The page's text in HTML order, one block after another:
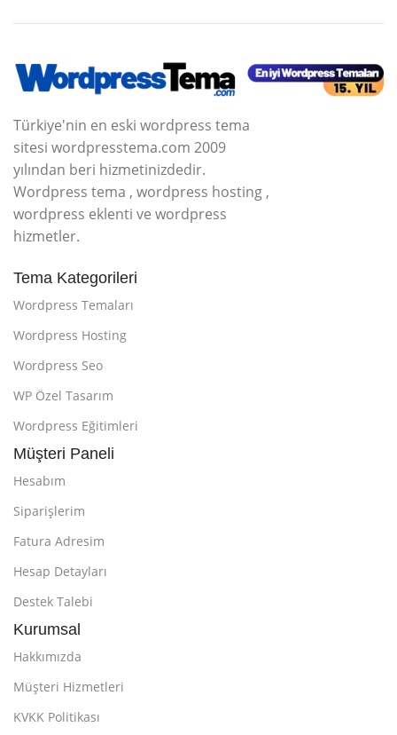
Türkiye'nin en eski wordpress tema
sitesi wordpresstema.com 2009
yılından beri hizmetinizdedir.
Wordpress tema , wordpress hosting ,
wordpress eklenti ve wordpress
hizmetler.
Tema Kategorileri
Wordpress Temaları
Wordpress Hosting
Wordpress Seo
WP Özel Tasarım
Wordpress Eğitimleri
Müşteri Paneli
Hesabım
Siparişlerim
Fatura Adresim
Hesap Detayları
Destek Talebi
Kurumsal
Hakkımızda
Müşteri Hizmetleri
KVKK Politikası